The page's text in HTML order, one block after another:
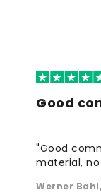
Good
"Good
material,
Werner Bahl